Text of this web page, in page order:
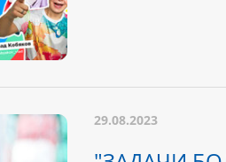
29.08.2023